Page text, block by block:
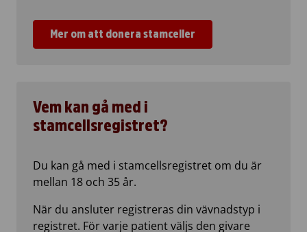
Mer om att donera stamceller
Vem kan gå med i
stamcellsregistret?
Du kan gå med i stamcellsregistret om du är
mellan 18 och 35 år.
När du ansluter registreras din vävnadstyp i
registret. För varje patient väljs den givare